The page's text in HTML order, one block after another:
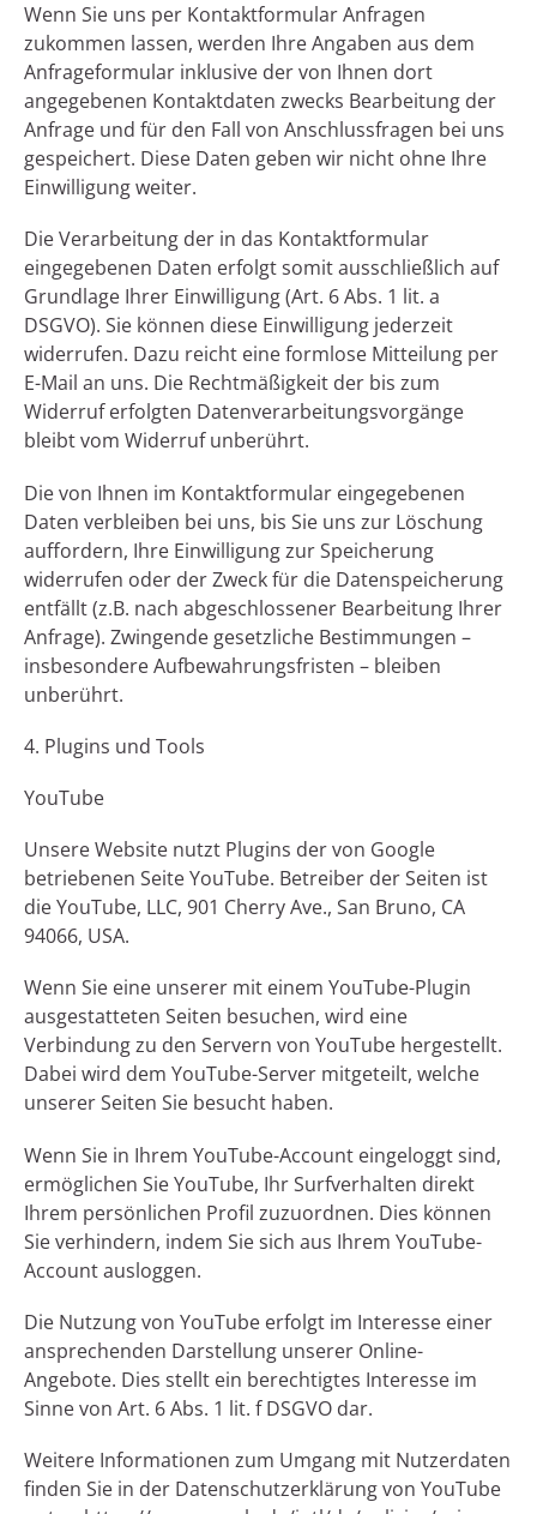
Wenn Sie uns per Kontaktformular Anfragen
zukommen lassen, werden Ihre Angaben aus dem
Anfrageformular inklusive der von Ihnen dort
angegebenen Kontaktdaten zwecks Bearbeitung der
Anfrage und für den Fall von Anschlussfragen bei uns
gespeichert. Diese Daten geben wir nicht ohne Ihre
Einwilligung weiter.
Die Verarbeitung der in das Kontaktformular
eingegebenen Daten erfolgt somit ausschließlich auf
Grundlage Ihrer Einwilligung (Art. 6 Abs. 1 lit. a
DSGVO). Sie können diese Einwilligung jederzeit
widerrufen. Dazu reicht eine formlose Mitteilung per
E-Mail an uns. Die Rechtmäßigkeit der bis zum
Widerruf erfolgten Datenverarbeitungsvorgänge
bleibt vom Widerruf unberührt.
Die von Ihnen im Kontaktformular eingegebenen
Daten verbleiben bei uns, bis Sie uns zur Löschung
auffordern, Ihre Einwilligung zur Speicherung
widerrufen oder der Zweck für die Datenspeicherung
entfällt (z.B. nach abgeschlossener Bearbeitung Ihrer
Anfrage). Zwingende gesetzliche Bestimmungen –
insbesondere Aufbewahrungsfristen – bleiben
unberührt.
4. Plugins und Tools
YouTube
Unsere Website nutzt Plugins der von Google
betriebenen Seite YouTube. Betreiber der Seiten ist
die YouTube, LLC, 901 Cherry Ave., San Bruno, CA
94066, USA.
Wenn Sie eine unserer mit einem YouTube-Plugin
ausgestatteten Seiten besuchen, wird eine
Verbindung zu den Servern von YouTube hergestellt.
Dabei wird dem YouTube-Server mitgeteilt, welche
unserer Seiten Sie besucht haben.
Wenn Sie in Ihrem YouTube-Account eingeloggt sind,
ermöglichen Sie YouTube, Ihr Surfverhalten direkt
Ihrem persönlichen Profil zuzuordnen. Dies können
Sie verhindern, indem Sie sich aus Ihrem YouTube-
Account ausloggen.
Die Nutzung von YouTube erfolgt im Interesse einer
ansprechenden Darstellung unserer Online-
Angebote. Dies stellt ein berechtigtes Interesse im
Sinne von Art. 6 Abs. 1 lit. f DSGVO dar.
Weitere Informationen zum Umgang mit Nutzerdaten
finden Sie in der Datenschutzerklärung von YouTube